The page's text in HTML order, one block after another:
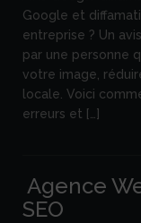
Google et
entreprise ? Un
par une personne
votre image,
locale. Voici
erreurs et […]
Agence
SEO